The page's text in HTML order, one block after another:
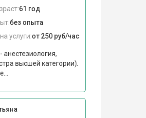
61 год
без опыта
услуги:от 250 руб/час
высшей категории).